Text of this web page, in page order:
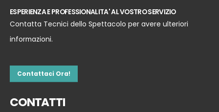
ESPERIENZA E PROFESSIONALITA' AL VOSTRO SERVIZIO
Contatta Tecnici dello Spettacolo per avere ulteriori
informazioni.
Contattaci Ora!
CONTATTI